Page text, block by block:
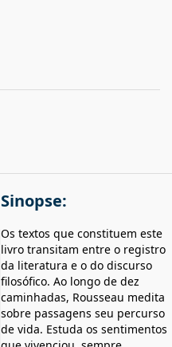
Sinopse:
Os textos que constituem este
livro transitam entre o registro
da literatura e o do discurso
filosófico. Ao longo de dez
caminhadas, Rousseau medita
sobre passagens seu percurso
de vida. Estuda os sentimentos